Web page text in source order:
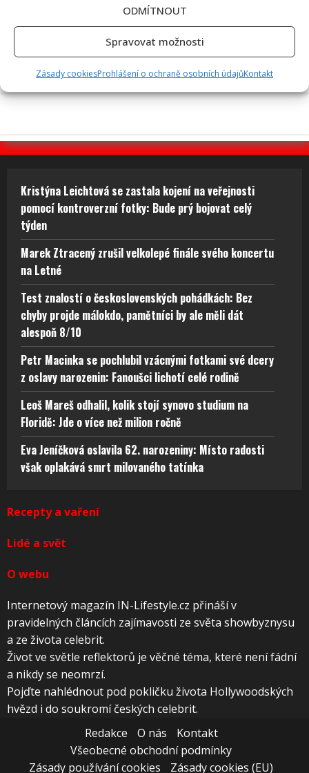
ODMÍTNOUT
Spravovat možnosti
Zásady cookiesProhlášení o ochraně osobních údajůKontakt
Leoš Mareš odhalil, kolik stojí synovo studium na Floridě:
Jde o více než milion ročně
Kristýna Leichtová se zastala kojení na veřejnosti
pomocí kontroverzní fotky: Bude prý bojovat celý
týden
Marek Ztracený zrušil velkolepé finále svého koncertu
na Letné
Test znalostí o československých pohádkách: Bez
chyby projde málokdo, pamětníci by ale měli dát
alespoň 8/10
Petr Macinka se pochlubil vzácnými fotkami své dcery
z oslavy narozenin: Fanoušci lichotí celé rodině
Leoš Mareš odhalil, kolik stojí synovo studium na
Floridě: Jde o více než milion ročně
Eva Jeníčková oslavila 62. narozeniny: Místo radosti
však oplakává smrt milovaného tatínka
Recepty a vaření
Lidé a svět
O webu
Internetový magazín IN-Lifestyle.cz přináší v
pravidelných článcích zajímavosti ze světa showbyznysu
a ze života celebrit.
Život ve světle reflektorů je věčné téma, které není fádní
a nikdy se neomrzí.
Pojďte nahlédnout pod pokličku života Hollywoodských
hvězd i do soukromí českých celebrit.
Redakce
O nás
Kontakt
Všeobecné obchodní podmínky
Zásady používání cookies
Zásady cookies (EU)